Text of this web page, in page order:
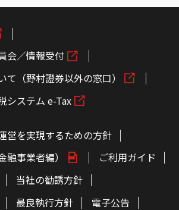
会／情報受付
て（野村證券以外の窓口）
システム e-Tax
営を実現するための方針
事業者編）
ご利用ガイド
当社の勧誘方針
最良執行方針
電子公告